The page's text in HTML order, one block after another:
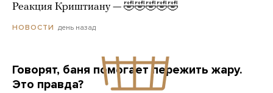
Реакция Криштиану — 🤣🤣🤣🤣🤣
НОВОСТИ день назад
Говорят, баня помогает пережить жару.
Это правда?